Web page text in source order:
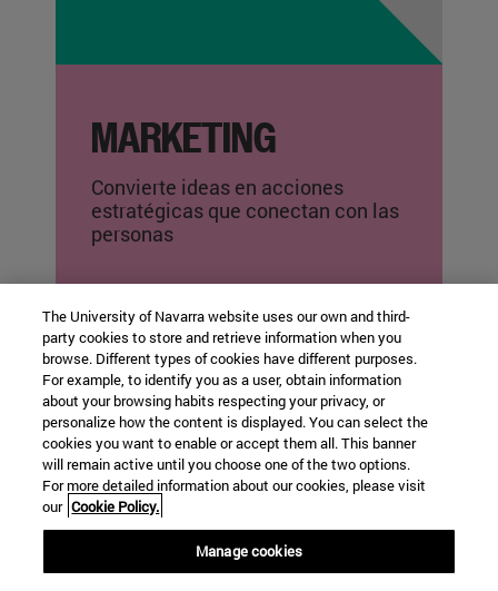
MARKETING
Convierte ideas en acciones
estratégicas que conectan con las
personas
y cambiante, el
marketing es clave
para conectar a las
marcas con sus
públicos. En este
grado, te formarás para
poder desarrollar
estrategias
innovadoras, gestionar
marcas y analizar
mercados, con un
enfoque ético y
humano.
The University of Navarra website uses our own and third-
party cookies to store and retrieve information when you
browse. Different types of cookies have different purposes.
For example, to identify you as a user, obtain information
about your browsing habits respecting your privacy, or
personalize how the content is displayed. You can select the
cookies you want to enable or accept them all. This banner
will remain active until you choose one of the two options.
For more detailed information about our cookies, please visit
our Cookie Policy.
Manage cookies